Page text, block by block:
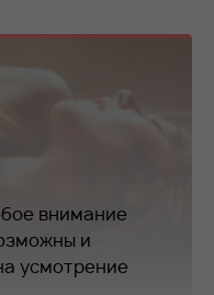
внимание
и
усмотрение